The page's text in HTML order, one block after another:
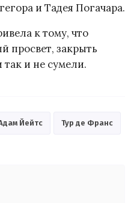
и Тадея Погачара.
к тому, что
просвет, закрыть
и не сумели.
Йейтс Тур де Франс